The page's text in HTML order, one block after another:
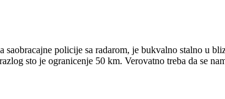
policije sa radarom, je bukvalno stalno u
sto je ogranicenje 50 km. Verovatno treba da se